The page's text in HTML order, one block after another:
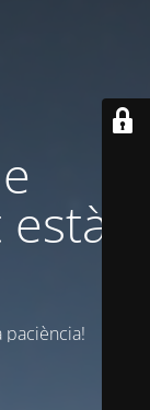
paciència!